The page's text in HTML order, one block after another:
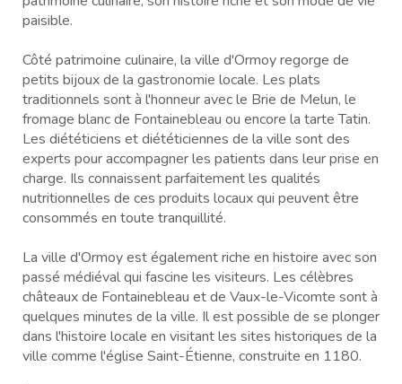
paisible.
Côté patrimoine culinaire, la ville d'Ormoy regorge de
petits bijoux de la gastronomie locale. Les plats
traditionnels sont à l'honneur avec le Brie de Melun, le
fromage blanc de Fontainebleau ou encore la tarte Tatin.
Les diététiciens et diététiciennes de la ville sont des
experts pour accompagner les patients dans leur prise en
charge. Ils connaissent parfaitement les qualités
nutritionnelles de ces produits locaux qui peuvent être
consommés en toute tranquillité.
La ville d'Ormoy est également riche en histoire avec son
passé médiéval qui fascine les visiteurs. Les célèbres
châteaux de Fontainebleau et de Vaux-le-Vicomte sont à
quelques minutes de la ville. Il est possible de se plonger
dans l'histoire locale en visitant les sites historiques de la
ville comme l'église Saint-Étienne, construite en 1180.